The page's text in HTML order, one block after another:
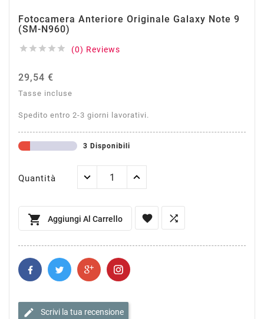
Fotocamera Anteriore Originale Galaxy Note 9
(SM-N960)
     (0) Reviews
29,54 €
Tasse incluse
Spedito entro 2-3 giorni lavorativi.
3 Disponibili
Quantità
 Aggiungi Al Carrello  
edit Scrivi la tua recensione